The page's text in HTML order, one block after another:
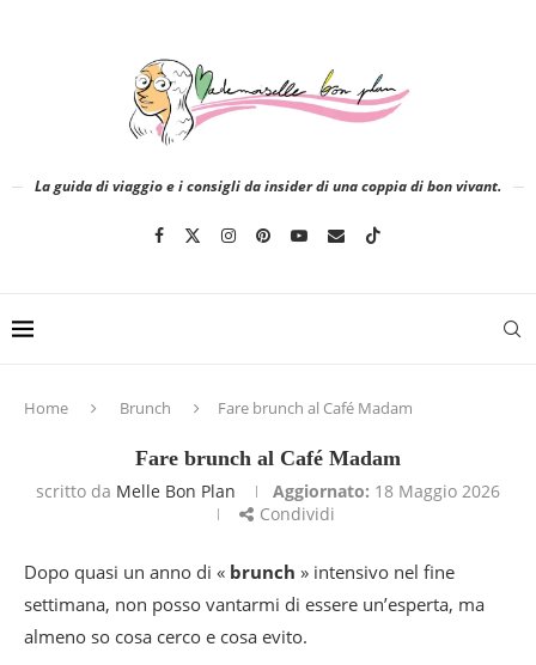
La guida di viaggio e i consigli da insider di una coppia di bon vivant.
Home Brunch Fare brunch al Café Madam
Fare brunch al Café Madam
scritto da Melle Bon Plan Aggiornato: 18 Maggio 2026
Condividi
Dopo quasi un anno di « brunch » intensivo nel fine
settimana, non posso vantarmi di essere un’esperta, ma
almeno so cosa cerco e cosa evito.